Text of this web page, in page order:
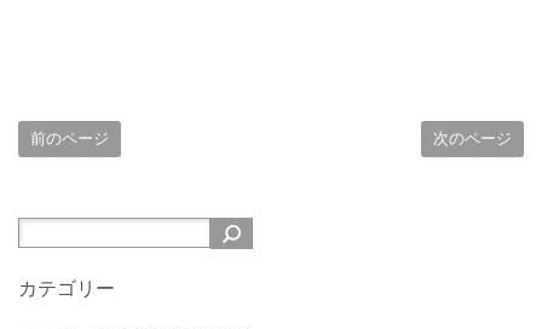
前のページ 次のページ
カテゴリー